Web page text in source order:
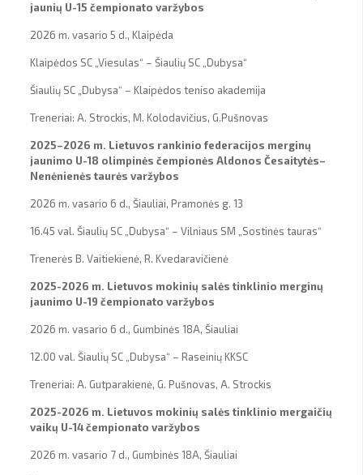
jaunių U-15 čempionato varžybos
2026 m. vasario 5 d., Klaipėda
Klaipėdos SC „Viesulas“ – Šiaulių SC „Dubysa“
Šiaulių SC „Dubysa“ – Klaipėdos teniso akademija
Treneriai: A. Strockis, M. Kolodavičius, G.Pušnovas
2025–2026 m. Lietuvos rankinio federacijos merginų
jaunimo U-18 olimpinės čempionės Aldonos Česaitytės–
Nenėnienės taurės varžybos
2026 m. vasario 6 d., Šiauliai, Pramonės g. 13
16.45 val. Šiaulių SC „Dubysa“ – Vilniaus SM „Sostinės tauras“
Trenerės B. Vaitiekienė, R. Kvedaravičienė
2025-2026 m. Lietuvos mokinių salės tinklinio merginų
jaunimo U-19 čempionato varžybos
2026 m. vasario 6 d., Gumbinės 18A, Šiauliai
12.00 val. Šiaulių SC „Dubysa“ – Raseinių KKSC
Treneriai: A. Gutparakienė, G. Pušnovas, A. Strockis
2025-2026 m. Lietuvos mokinių salės tinklinio mergaičių
vaikų U-14 čempionato varžybos
2026 m. vasario 7 d., Gumbinės 18A, Šiauliai